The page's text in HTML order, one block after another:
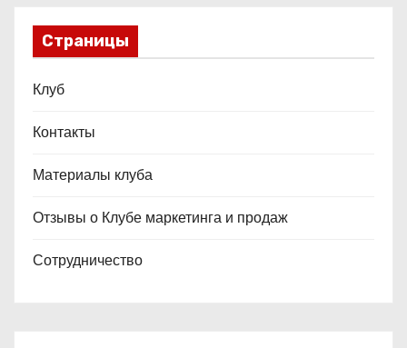
Страницы
Клуб
Контакты
Материалы клуба
Отзывы о Клубе маркетинга и продаж
Сотрудничество